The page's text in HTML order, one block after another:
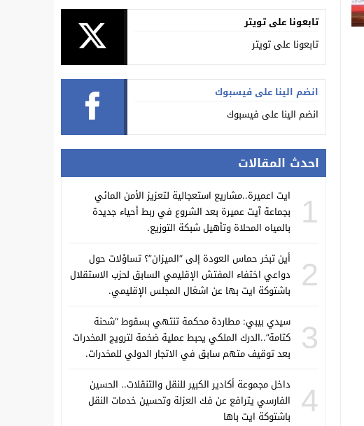
تابعونا على تويتر
تابعونا على تويتر
انضم الينا على فيسبوك
انضم الينا على فيسبوك
احدث المقالات
1
ايت اعميرة..مشاريع استعجالية لتعزيز الأمن المائي
بجماعة آيت عميرة بعد الشروع في ربط أحياء جديدة
بالمياه المحلاة وتأهيل شبكة التوزيع.
2
أين تبخر حماس العودة إلى “الميزان”؟ تساؤلات حول
دواعي اختفاء المفتش الإقليمي السابق لحزب الاستقلال
باشتوكة ايت بها عن اشغال المجلس الإقليمي.
3
سيدي بيبي: مطاردة محكمة تنتهي بسقوط “شحنة
كتامة”..الدرك الملكي يحبط عملية ضخمة لترويج المخدرات
بعد توقيف متهم سابق في الاتجار الدولي للمخدرات.
4
داخل مجموعة أكادير الكبير للنقل والتنقلات.. الحسين
الفارسي يترافع عن فك العزلة وتحسين خدمات النقل
باشتوكة ايت باها